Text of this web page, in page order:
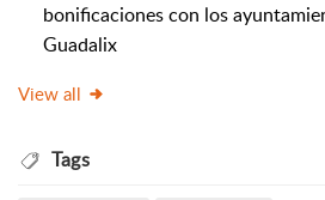
bonificaciones con los
Guadalix
View all
Tags